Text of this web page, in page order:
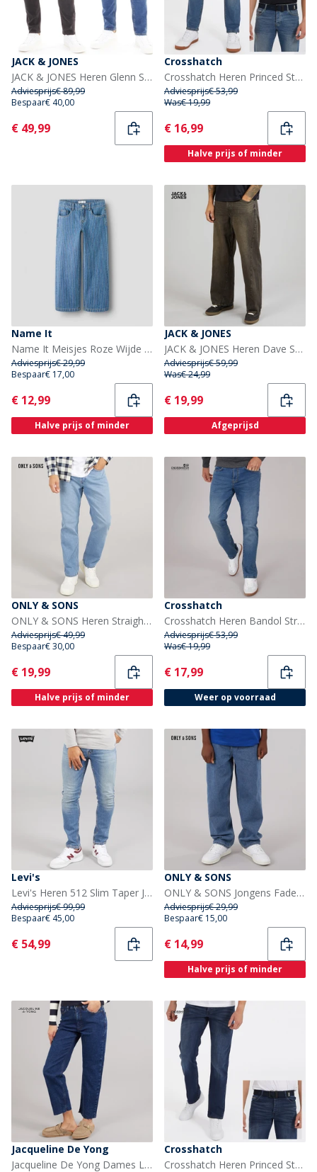
JACK & JONES
JACK & JONES Heren Glenn Sq354/327 Set van 2 Jeans Blauw/Zwart
Adviesprijs€ 89,99
Bespaar€ 40,00
Current
€ 49,99
Crosshatch
Crosshatch Heren Princed Straight Fit Jeans Stone Wash
Adviesprijs€ 53,99
Was€ 19,99
Current
€ 16,99
Halve prijs of minder
Name It
Name It Meisjes Roze Wijde Pijp Streep Jeans Medium Blue Denim
Adviesprijs€ 29,99
Bespaar€ 17,00
Current
€ 12,99
Halve prijs of minder
JACK & JONES
JACK & JONES Heren Dave Skewed 464 Wijde Jeans Black Denim
Adviesprijs€ 59,99
Was€ 24,99
Current
€ 19,99
Afgeprijsd
ONLY & SONS
ONLY & SONS Heren Straight Fit Jeans Medium Blue Denim
Adviesprijs€ 49,99
Bespaar€ 30,00
Current
€ 19,99
Halve prijs of minder
Crosshatch
Crosshatch Heren Bandol Straight jeans Blauw
Adviesprijs€ 53,99
Was€ 19,99
Current
€ 17,99
Weer op voorraad
Levi's
Levi's Heren 512 Slim Taper Jeans Amped Up
Adviesprijs€ 99,99
Bespaar€ 45,00
Current
€ 54,99
ONLY & SONS
ONLY & SONS Jongens Fade Loose Fit Jeans Medium Blue Denim
Adviesprijs€ 29,99
Bespaar€ 15,00
Current
€ 14,99
Halve prijs of minder
Jacqueline De Yong
Jacqueline De Yong Dames Lullu Rechte Jeans Dark Blue Denim
Crosshatch
Crosshatch Heren Princed Straight Fit Jeans Donkere Was